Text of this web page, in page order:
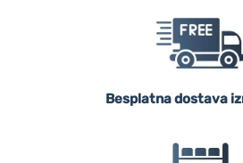
Besplatna dostava